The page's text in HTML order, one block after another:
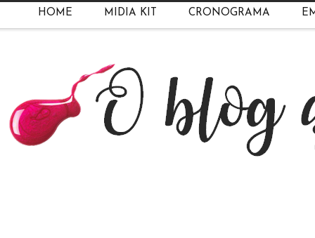
HOME MIDIA KIT CRONOGRAMA